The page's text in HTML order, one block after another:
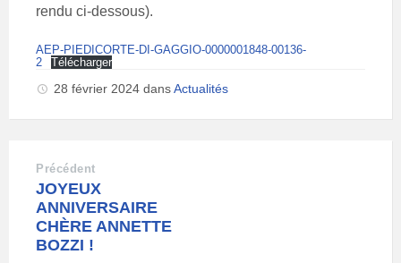
rendu ci-dessous).
AEP-PIEDICORTE-DI-GAGGIO-0000001848-00136-
2
Télécharger
28 février 2024 dansActualités
Précédent
JOYEUX
ANNIVERSAIRE
CHÈRE ANNETTE
BOZZI !